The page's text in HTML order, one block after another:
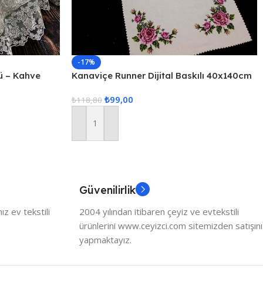
– Kahve
-17%
Kanaviçe Runner Dijital Baskılı 40x140cm
₺118,80 ₺99,00
Sepete Ekle
ev tekstili
Güvenilirlik
2004 yılından itibaren çeyiz ve evtekstili
ürünlerini www.ceyizci.com sitemizden satışını
yapmaktayız.